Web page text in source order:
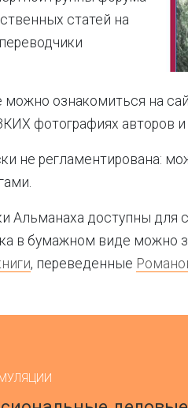
статей на
ознакомиться на
фотографиях авторов
не регламентирована:
Альманаха доступны для
в бумажном виде можно
, переведенные